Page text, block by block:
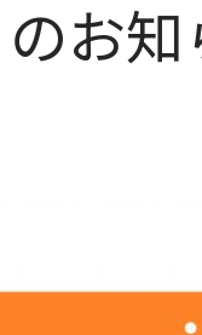
お知